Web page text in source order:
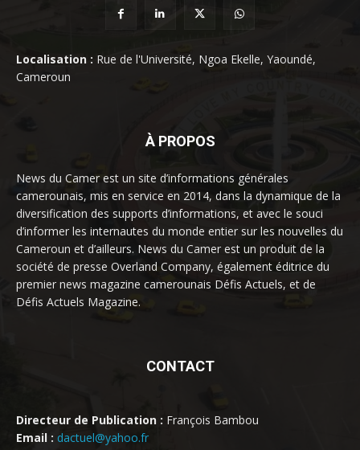
Localisation : Rue de l'Université, Ngoa Ekelle, Yaoundé,
Cameroun
À PROPOS
News du Camer est un site d’informations générales
camerounais, mis en service en 2014, dans la dynamique de la
diversification des supports d’informations, et avec le souci
d’informer les internautes du monde entier sur les nouvelles du
Cameroun et d’ailleurs. News du Camer est un produit de la
société de presse Overland Company, également éditrice du
premier news magazine camerounais Défis Actuels, et de
Défis Actuels Magazine.
CONTACT
Directeur de Publication : François Bambou
Email : dactuel@yahoo.fr